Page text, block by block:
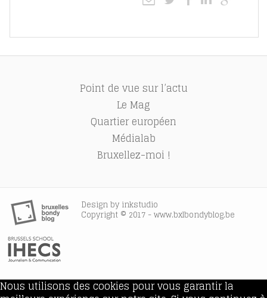
Point de vue sur l’actu
Le Mag
Quartier européen
Médialab
Bruxellez-moi !
Design by inkstudio
Copyright © 2017 - www.bxlbondyblog.be
Nous utilisons des cookies pour vous garantir la